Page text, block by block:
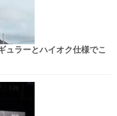
ュラーとハイオク仕様でこ